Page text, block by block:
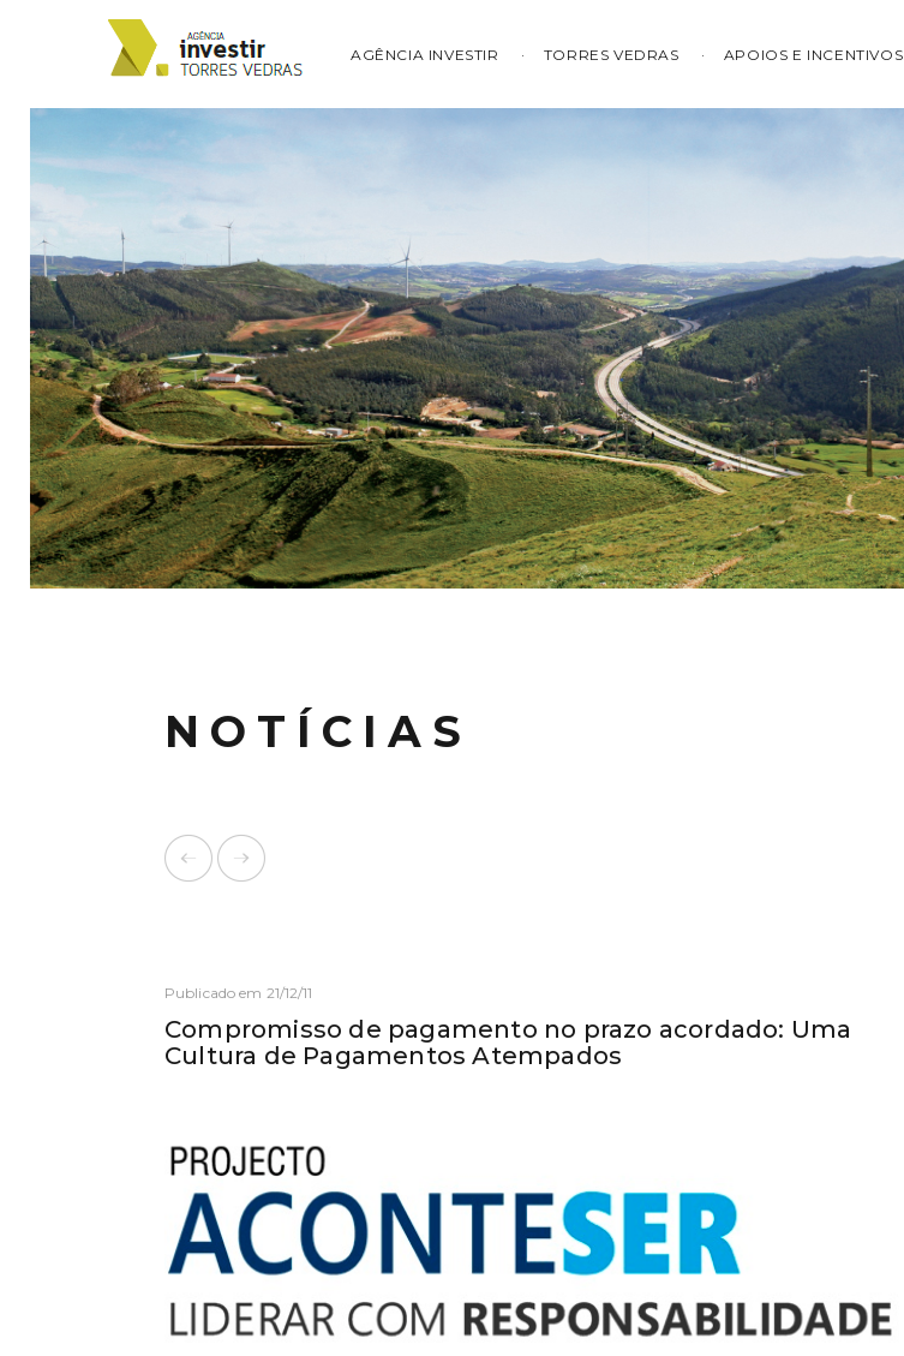
AGÊNCIA INVESTIR TORRES VEDRAS APOIOS E INCENTIVOS
NOTÍCIAS
Publicado em 21/12/11
Compromisso de pagamento no prazo acordado: Uma
Cultura de Pagamentos Atempados